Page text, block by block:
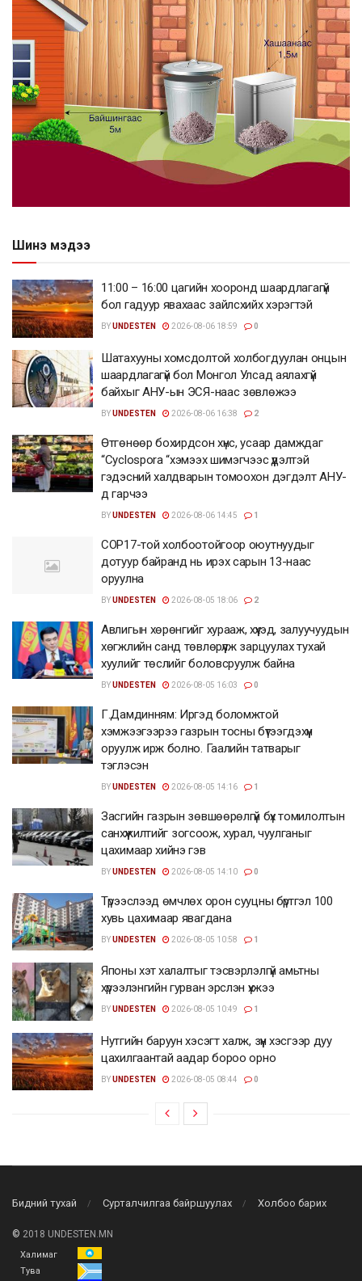
Шинэ мэдээ
11:00 – 16:00 цагийн хооронд шаардлагагүй
бол гадуур явахаас зайлсхийх хэрэгтэй
BYUNDESTEN 2026-08-06 18:59 0
Шатахууны хомсдолтой холбогдуулан онцын
шаардлагагүй бол Монгол Улсад аялахгүй
байхыг АНУ-ын ЭСЯ-наас зөвлөжээ
BYUNDESTEN 2026-08-06 16:38 2
Өтгөнөөр бохирдсон хүнс, усаар дамждаг
“Cyclospora “хэмээх шимэгчээс үүдэлтэй
гэдэсний халдварын томоохон дэгдэлт АНУ-
д гарчээ
BYUNDESTEN 2026-08-06 14:45 1
COP17-той холбоотойгоор оюутнуудыг
дотуур байранд нь ирэх сарын 13-наас
оруулна
BYUNDESTEN 2026-08-05 18:06 2
Авлигын хөрөнгийг хурааж, хүүхэд, залуучуудын
хөгжлийн санд төвлөрүүлж зарцуулах тухай
хуулийг төслийг боловсруулж байна
BYUNDESTEN 2026-08-05 16:03 0
Г.Дамдинням: Иргэд боломжтой
хэмжээгээрээ газрын тосны бүтээгдэхүүн
оруулж ирж болно. Гаалийн татварыг
тэглэсэн
BYUNDESTEN 2026-08-05 14:16 1
Засгийн газрын зөвшөөрөлгүй бүх томилолтын
санхүүжилтийг зогсоож, хурал, чуулганыг
цахимаар хийнэ гэв
BYUNDESTEN 2026-08-05 14:10 0
Түрээслээд өмчлөх орон сууцны бүртгэл 100
хувь цахимаар явагдана
BYUNDESTEN 2026-08-05 10:58 1
Японы хэт халалтыг тэсвэрлэлгүй амьтны
хүрээлэнгийн гурван эрслэн үхжээ
BYUNDESTEN 2026-08-05 10:49 1
Нутгийн баруун хэсэгт халж, зүүн хэсгээр дуу
цахилгаантай аадар бороо орно
BYUNDESTEN 2026-08-05 08:44 0
Бидний тухай Сурталчилгаа байршуулах Холбоо барих
© 2018 UNDESTEN.MN
Халимаг
Тува